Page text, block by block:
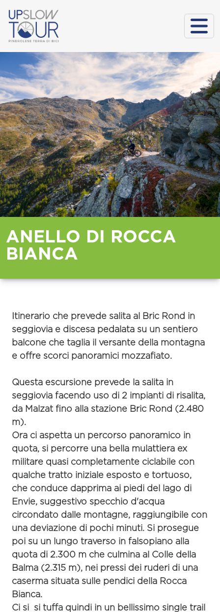
ANELLO DI ROCCA
BIANCA
Itinerario che prevede salita al Bric Rond in
seggiovia e discesa pedalata su un sentiero
balcone che taglia il versante della montagna
e offre scorci panoramici mozzafiato.
Questa escursione prevede la salita in
seggiovia facendo uso di 2 impianti di risalita,
da Malzat fino alla stazione Bric Rond (2.480
m).
Ora ci aspetta un percorso panoramico in
quota, si percorre una bella mulattiera ex
militare quasi completamente ciclabile con
qualche tratto iniziale esposto e tortuoso,
che conduce dapprima ai piedi del
lago di
Envie, suggestivo specchio d'acqua
circondato dalle montagne, raggiungibile con
una deviazione di pochi minuti. Si prosegue
poi su un lungo traverso in falsopiano alla
quota di 2.300 m che culmina al Colle della
Balma (2.315 m), nei pressi dei ruderi di una
caserma situata sulle pendici della Rocca
Bianca.
Ci si si tuffa quindi in un bellissimo single trail